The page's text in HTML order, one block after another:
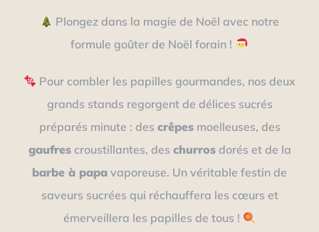
Plongez dans la magie de Noël avec notre
formule goûter de Noël forain !
Pour combler les papilles gourmandes, nos deux
grands stands regorgent de délices sucrés
préparés minute : des crêpesmoelleuses, des
gaufrescroustillantes, des churrosdorés et de la
barbe à papa vaporeuse. Un véritable festin de
saveurs sucrées qui réchauffera les cœurs et
émerveillera les papilles de tous !